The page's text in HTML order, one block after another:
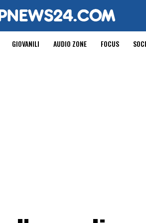
GIOVANILI AUDIO ZONE FOCUS